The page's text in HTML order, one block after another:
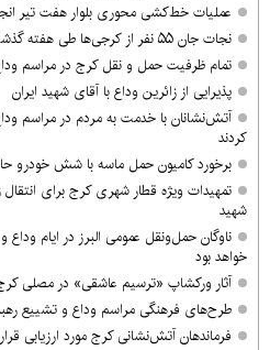
عملیات خط‌کشی محوری بلوار هفت تیر
نجات جان ۵۵ نفر از کرجی‌ها طی هفته گذشته توسط آتش‌نشانان
تمام ظرفیت حمل و نقل کرج در مراسم
پذیرایی از زائرین وداع با آقای شهید ایران
آتش‌نشانان با خدمت به مردم در مراسم
کردند
برخورد کامیون حمل ماسه با شش خودرو
تمهیدات ویژه قطار شهری کرج برای
شهید
خواهد بود
آثار ورکشاپ «ترسیم عاشقی» در مصلی
طرح‌های فرهنگی مراسم وداع و تشییع
فرماندهان آتش‌نشانی کرج مورد ارزیابی